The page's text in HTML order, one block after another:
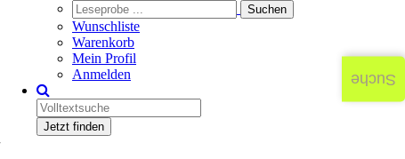
Wunschliste
Warenkorb
Mein Profil
Anmelden
Jetzt finden
Suche